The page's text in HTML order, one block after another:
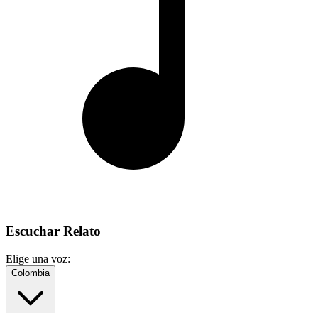
Escuchar Relato
Elige una voz:
Colombia